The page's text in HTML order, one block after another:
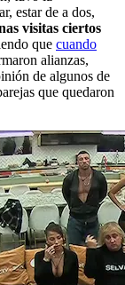
estar de a dos,
visitas ciertos
que cuando
alianzas,
de algunos de
que quedaron